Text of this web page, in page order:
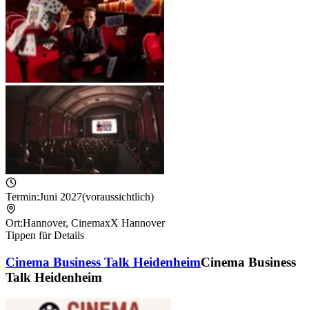
Termin:Juni 2027(voraussichtlich)
Ort:Hannover, CinemaxX Hannover
Tippen für Details
Cinema Business Talk HeidenheimCinema Business
Talk Heidenheim